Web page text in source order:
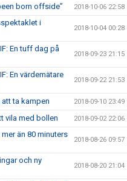
born offside” 2018-10-06 22:58
i
2018-10-04 00:28
En tuff dag på
2018-09-23 21:15
En värdemätare
2018-09-22 21:53
ta kampen 2018-09-10 23:49
vila med bollen 2018-09-02 22:06
än 80 minuters
2018-08-26 09:57
och ny
2018-08-20 21:04